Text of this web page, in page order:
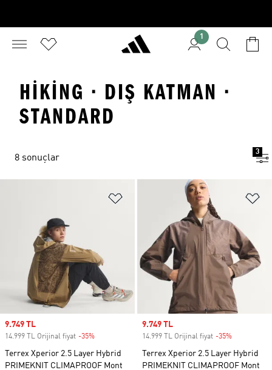
1
HIKING · DIŞ KATMAN ·
STANDARD
8 sonuçlar
3
Favori Listesine Ekle
Sale price
9.749 TL
14.999 TL Orijinal fiyat -35%
Terrex Xperior 2.5 Layer Hybrid
PRIMEKNIT CLIMAPROOF Mont
Sale price
9.749 TL
14.999 TL Orijinal fiyat -35%
Terrex Xperior 2.5 Layer Hybrid
PRIMEKNIT CLIMAPROOF Mont